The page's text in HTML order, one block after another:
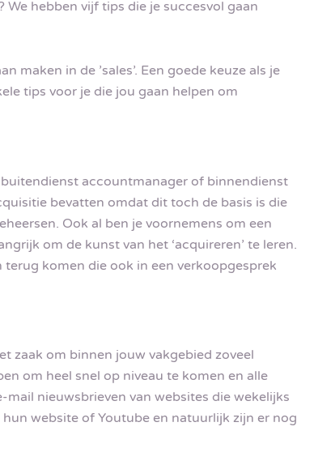
We hebben vijf tips die je succesvol gaan
maken in de ’sales’. Een goede keuze als je
tips voor je die jou gaan helpen om
accountmanager of binnendienst
bevatten omdat dit toch de basis is die
Ook al ben je voornemens om een
om de kunst van het ‘acquireren’ te leren.
komen die ook in een verkoopgesprek
zaak om binnen jouw vakgebied zoveel
om heel snel op niveau te komen en alle
nieuwsbrieven van websites die wekelijks
website of Youtube en natuurlijk zijn er nog